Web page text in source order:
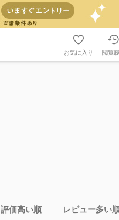
お気に入り 閲覧
評価高い順 レビュー多い